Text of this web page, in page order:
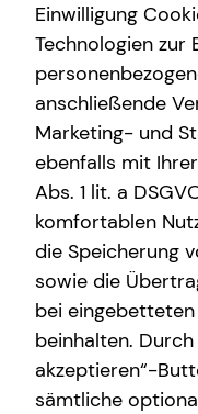
Interview
Über tecis
Spezialisten-
Private
Betriebliche
Investment
Kapitalanlage
Altersvorsorge
Gewerbliche
Schadenabwicklung
Initiativbewerbung
E-Mail
Castroper
44791
+49 (173)
Einwilligung
Technologien zur
anschließende
Marketing- und
ebenfalls mit
Abs. 1 lit. a
komfortablen
die Speicherung
sowie die
bei eingebetteten
beinhalten. Durch
akzeptieren“-
sämtliche